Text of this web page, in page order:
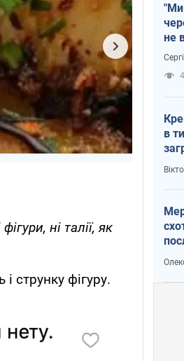
ні талії, як
і струнку фігуру.
"Ми
не
в